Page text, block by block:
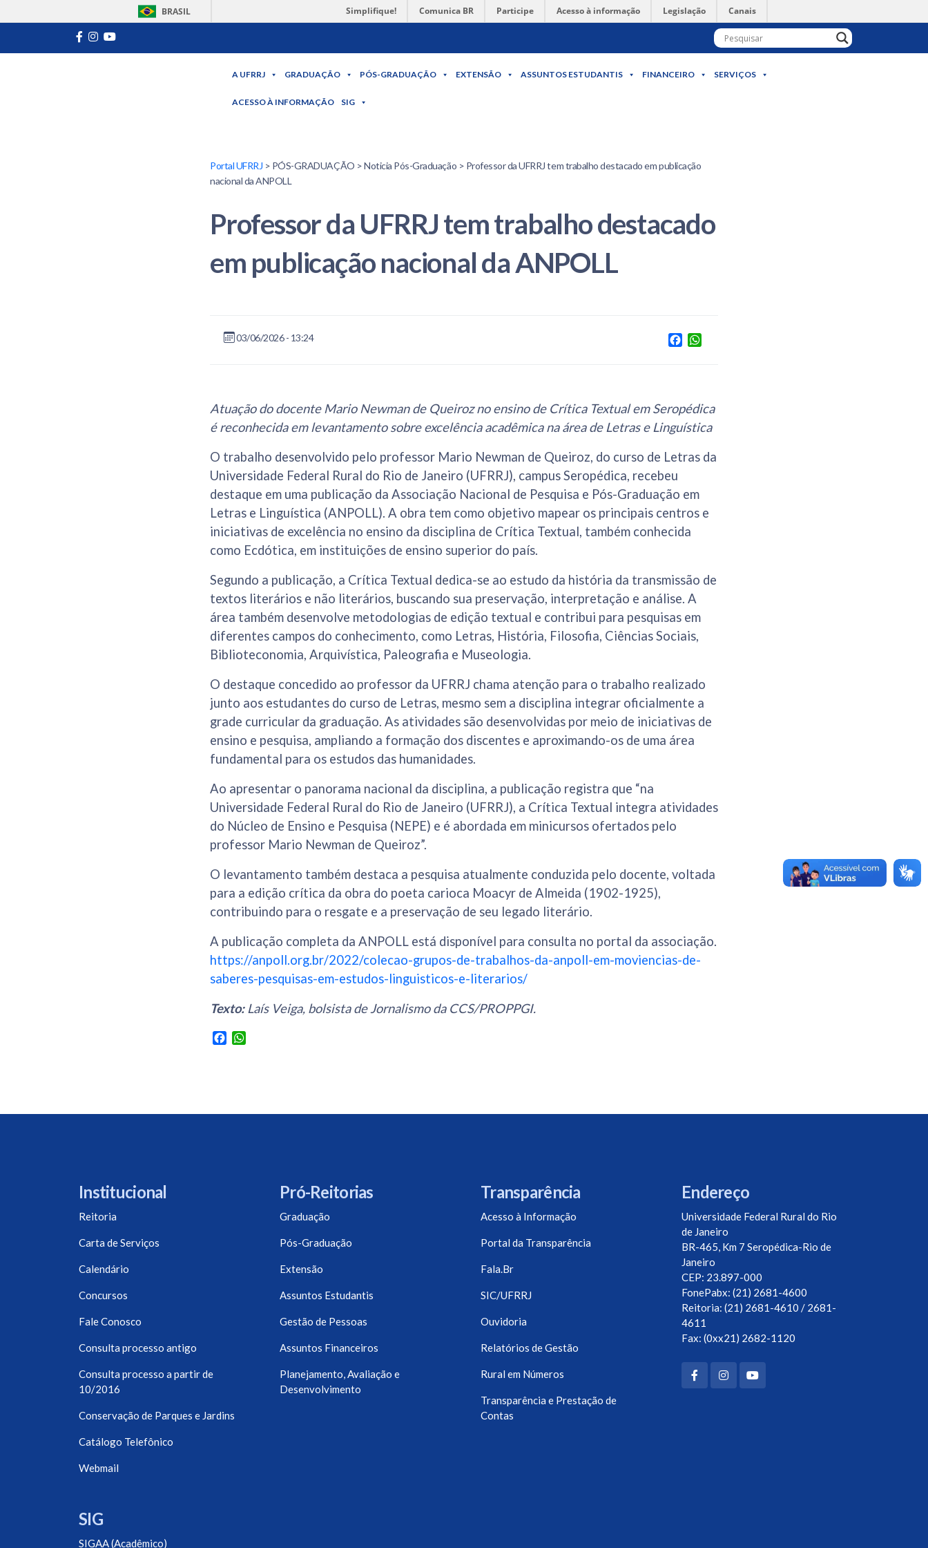
BRASIL Simplifique! Comunica BR Participe Acesso à informação Legislação Canais
A UFRRJ GRADUAÇÃO PÓS-GRADUAÇÃO EXTENSÃO ASSUNTOS ESTUDANTIS FINANCEIRO SERVIÇOS
ACESSO À INFORMAÇÃO SIG
Portal UFRRJ > PÓS-GRADUAÇÃO > Noticia Pós-Graduação > Professor da UFRRJ tem trabalho destacado em publicação
nacional da ANPOLL
Professor da UFRRJ tem trabalho destacado
em publicação nacional da ANPOLL
03/06/2026 - 13:24 Facebook
Atuação do docente Mario Newman de Queiroz no ensino de Crítica Textual em Seropédica
é reconhecida em levantamento sobre excelência acadêmica na área de Letras e Linguística
O trabalho desenvolvido pelo professor Mario Newman de Queiroz, do curso de Letras da
Universidade Federal Rural do Rio de Janeiro (UFRRJ), campus Seropédica, recebeu
destaque em uma publicação da Associação Nacional de Pesquisa e Pós-Graduação em
Letras e Linguística (ANPOLL). A obra tem como objetivo mapear os principais centros e
iniciativas de excelência no ensino da disciplina de Crítica Textual, também conhecida
como Ecdótica, em instituições de ensino superior do país.
Segundo a publicação, a Crítica Textual dedica-se ao estudo da história da transmissão de
textos literários e não literários, buscando sua preservação, interpretação e análise. A
área também desenvolve metodologias de edição textual e contribui para pesquisas em
diferentes campos do conhecimento, como Letras, História, Filosofia, Ciências Sociais,
Biblioteconomia, Arquivística, Paleografia e Museologia.
O destaque concedido ao professor da UFRRJ chama atenção para o trabalho realizado
junto aos estudantes do curso de Letras, mesmo sem a disciplina integrar oficialmente a
grade curricular da graduação. As atividades são desenvolvidas por meio de iniciativas de
ensino e pesquisa, ampliando a formação dos discentes e aproximando-os de uma área
fundamental para os estudos das humanidades.
Ao apresentar o panorama nacional da disciplina, a publicação registra que “na
Universidade Federal Rural do Rio de Janeiro (UFRRJ), a Crítica Textual integra atividades
do Núcleo de Ensino e Pesquisa (NEPE) e é abordada em minicursos ofertados pelo
professor Mario Newman de Queiroz”.
O levantamento também destaca a pesquisa atualmente conduzida pelo docente, voltada
para a edição crítica da obra do poeta carioca Moacyr de Almeida (1902-1925),
contribuindo para o resgate e a preservação de seu legado literário.
A publicação completa da ANPOLL está disponível para consulta no portal da associação.
https://anpoll.org.br/2022/colecao-grupos-de-trabalhos-da-anpoll-em-moviencias-de-
saberes-pesquisas-em-estudos-linguisticos-e-literarios/
Texto: Laís Veiga, bolsista de Jornalismo da CCS/PROPPGI.
Facebook
Institucional
Reitoria
Carta de Serviços
Calendário
Concursos
Fale Conosco
Consulta processo antigo
Consulta processo a partir de
10/2016
Conservação de Parques e Jardins
Catálogo Telefônico
Webmail
SIG
SIGAA (Acadêmico)
Pró-Reitorias
Graduação
Pós-Graduação
Extensão
Assuntos Estudantis
Gestão de Pessoas
Assuntos Financeiros
Planejamento, Avaliação e
Desenvolvimento
Transparência
Acesso à Informação
Portal da Transparência
Fala.Br
SIC/UFRRJ
Ouvidoria
Relatórios de Gestão
Rural em Números
Transparência e Prestação de
Contas
Endereço
Universidade Federal Rural do Rio
de Janeiro
BR-465, Km 7 Seropédica-Rio de
Janeiro
CEP: 23.897-000
FonePabx: (21) 2681-4600
Reitoria: (21) 2681-4610 / 2681-
4611
Fax: (0xx21) 2682-1120